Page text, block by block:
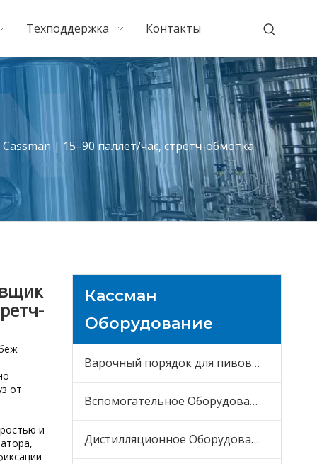
Техподдержка Контакты
| 15–90 паллет/час, стретч-обмотка
от
и
Кассман
Оборудование
Варочный порядок для пивоварни
Вспомогательное Оборудование
Дистилляционное Оборудование